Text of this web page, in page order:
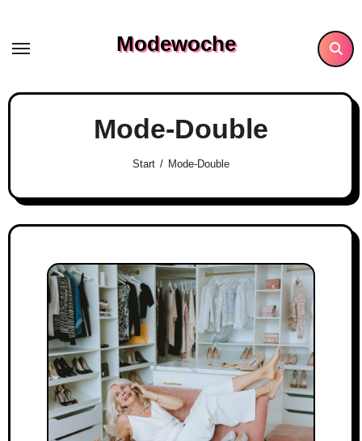
content
Modewoche
Mode-Double
Start Mode-Double